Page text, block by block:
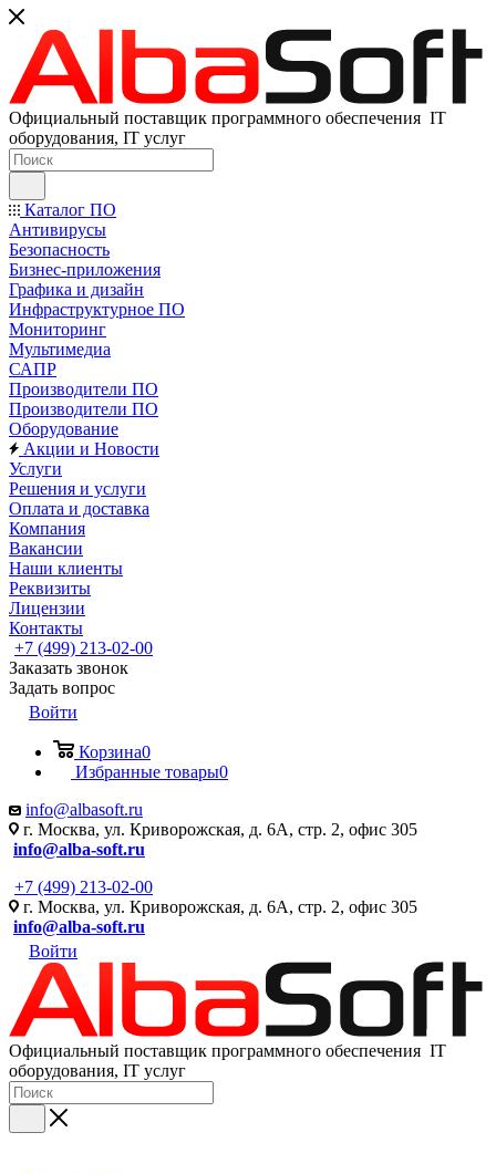
Официальный поставщик программного обеспечения IT
оборудования, IT услуг
Каталог ПО
Антивирусы
Безопасность
Бизнес-приложения
Графика и дизайн
Инфраструктурное ПО
Мониторинг
Мультимедиа
САПР
Производители ПО
Производители ПО
Оборудование
Акции и Новости
Услуги
Решения и услуги
Оплата и доставка
Компания
Вакансии
Наши клиенты
Реквизиты
Лицензии
Контакты
+7 (499) 213-02-00
Заказать звонок
Задать вопрос
Войти
Корзина0
Избранные товары0
info@albasoft.ru
г. Москва, ул. Криворожская, д. 6А, стр. 2, офис 305
info@alba-soft.ru
+7 (499) 213-02-00
г. Москва, ул. Криворожская, д. 6А, стр. 2, офис 305
info@alba-soft.ru
Войти
Официальный поставщик программного обеспечения IT
оборудования, IT услуг